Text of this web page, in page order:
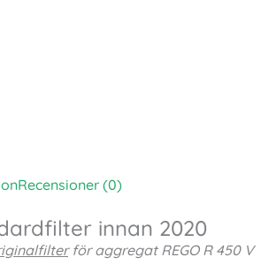
Recensioner (0)
innan 2020
för aggregat REGO R 450 V